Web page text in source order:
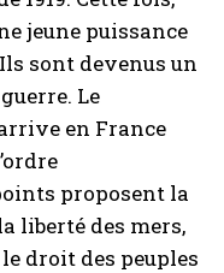
jeune puissance
sont devenus un
Le
en France
proposent la
liberté des mers,
droit des peuples